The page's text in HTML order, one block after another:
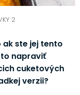
2
ste jej tento
napraviť
cuketových
verzii?